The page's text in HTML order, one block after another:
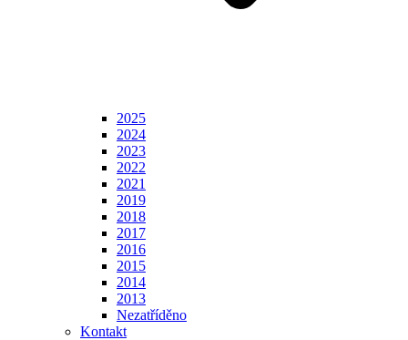
2025
2024
2023
2022
2021
2019
2018
2017
2016
2015
2014
2013
Nezatříděno
Kontakt